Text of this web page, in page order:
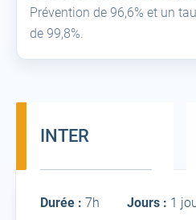
Prévention de 96,6% et un
de 99,8%.
INTER
InterDurée : 7h Jours : 1